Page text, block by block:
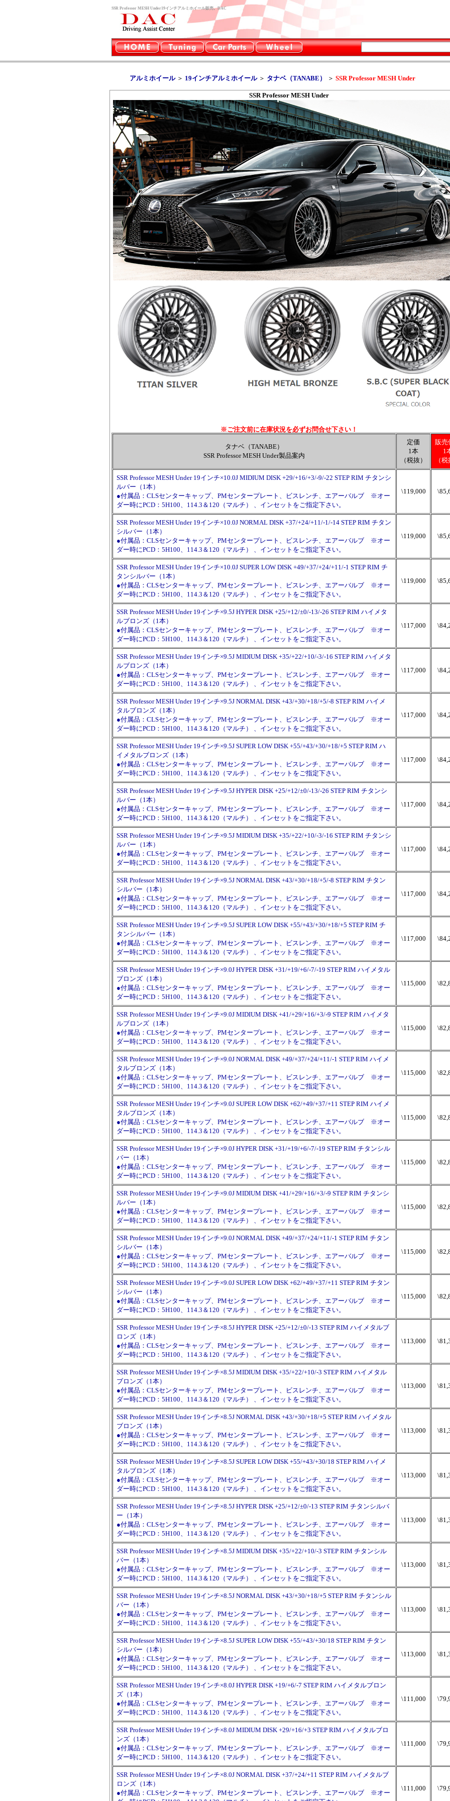
SSR Professor MESH Under19インチアルミホイール販売。DAC
アルミホイール＞ 19インチアルミホイール＞ タナベ（TANABE） ＞ SSR Professor MESH Under
SSR Professor MESH Under
※ご注文前に在庫状況を必ずお問合せ下さい！
タナベ（TANABE）
SSR Professor MESH Under製品案内
定価
1本
（税抜）
販売
1
（税
SSR Professor MESH Under 19インチ×10.0J MIDIUM DISK +29/+16/+3/-9/-22 STEP RIM チタンシ
ルバー（1本）
●付属品：CLSセンターキャップ、PMセンタープレート、ビスレンチ、エアーバルブ ※オー
ダー時にPCD：5H100、114.3＆120（マルチ） 、インセットをご指定下さい。
\119,000
SSR Professor MESH Under 19インチ×10.0J NORMAL DISK +37/+24/+11/-1/-14 STEP RIM チタン
シルバー（1本）
●付属品：CLSセンターキャップ、PMセンタープレート、ビスレンチ、エアーバルブ ※オー
ダー時にPCD：5H100、114.3＆120（マルチ） 、インセットをご指定下さい。
\119,000
SSR Professor MESH Under 19インチ×10.0J SUPER LOW DISK +49/+37/+24/+11/-1 STEP RIM チ
タンシルバー（1本）
●付属品：CLSセンターキャップ、PMセンタープレート、ビスレンチ、エアーバルブ ※オー
ダー時にPCD：5H100、114.3＆120（マルチ） 、インセットをご指定下さい。
\119,000
SSR Professor MESH Under 19インチ×9.5J HYPER DISK +25/+12/±0/-13/-26 STEP RIM ハイメタ
ルブロンズ（1本）
●付属品：CLSセンターキャップ、PMセンタープレート、ビスレンチ、エアーバルブ ※オー
ダー時にPCD：5H100、114.3＆120（マルチ） 、インセットをご指定下さい。
\117,000
SSR Professor MESH Under 19インチ×9.5J MIDIUM DISK +35/+22/+10/-3/-16 STEP RIM ハイメタ
ルブロンズ（1本）
●付属品：CLSセンターキャップ、PMセンタープレート、ビスレンチ、エアーバルブ ※オー
ダー時にPCD：5H100、114.3＆120（マルチ） 、インセットをご指定下さい。
\117,000
SSR Professor MESH Under 19インチ×9.5J NORMAL DISK +43/+30/+18/+5/-8 STEP RIM ハイメ
タルブロンズ（1本）
●付属品：CLSセンターキャップ、PMセンタープレート、ビスレンチ、エアーバルブ ※オー
ダー時にPCD：5H100、114.3＆120（マルチ） 、インセットをご指定下さい。
\117,000
SSR Professor MESH Under 19インチ×9.5J SUPER LOW DISK +55/+43/+30/+18/+5 STEP RIM ハ
イメタルブロンズ（1本）
●付属品：CLSセンターキャップ、PMセンタープレート、ビスレンチ、エアーバルブ ※オー
ダー時にPCD：5H100、114.3＆120（マルチ） 、インセットをご指定下さい。
\117,000
SSR Professor MESH Under 19インチ×9.5J HYPER DISK +25/+12/±0/-13/-26 STEP RIM チタンシ
ルバー（1本）
●付属品：CLSセンターキャップ、PMセンタープレート、ビスレンチ、エアーバルブ ※オー
ダー時にPCD：5H100、114.3＆120（マルチ） 、インセットをご指定下さい。
\117,000
SSR Professor MESH Under 19インチ×9.5J MIDIUM DISK +35/+22/+10/-3/-16 STEP RIM チタンシ
ルバー（1本）
●付属品：CLSセンターキャップ、PMセンタープレート、ビスレンチ、エアーバルブ ※オー
ダー時にPCD：5H100、114.3＆120（マルチ） 、インセットをご指定下さい。
\117,000
SSR Professor MESH Under 19インチ×9.5J NORMAL DISK +43/+30/+18/+5/-8 STEP RIM チタン
シルバー（1本）
●付属品：CLSセンターキャップ、PMセンタープレート、ビスレンチ、エアーバルブ ※オー
ダー時にPCD：5H100、114.3＆120（マルチ） 、インセットをご指定下さい。
\117,000
SSR Professor MESH Under 19インチ×9.5J SUPER LOW DISK +55/+43/+30/+18/+5 STEP RIM チ
タンシルバー（1本）
●付属品：CLSセンターキャップ、PMセンタープレート、ビスレンチ、エアーバルブ ※オー
ダー時にPCD：5H100、114.3＆120（マルチ） 、インセットをご指定下さい。
\117,000
SSR Professor MESH Under 19インチ×9.0J HYPER DISK +31/+19/+6/-7/-19 STEP RIM ハイメタル
ブロンズ（1本）
●付属品：CLSセンターキャップ、PMセンタープレート、ビスレンチ、エアーバルブ ※オー
ダー時にPCD：5H100、114.3＆120（マルチ） 、インセットをご指定下さい。
\115,000
SSR Professor MESH Under 19インチ×9.0J MIDIUM DISK +41/+29/+16/+3/-9 STEP RIM ハイメタ
ルブロンズ（1本）
●付属品：CLSセンターキャップ、PMセンタープレート、ビスレンチ、エアーバルブ ※オー
ダー時にPCD：5H100、114.3＆120（マルチ） 、インセットをご指定下さい。
\115,000
SSR Professor MESH Under 19インチ×9.0J NORMAL DISK +49/+37/+24/+11/-1 STEP RIM ハイメ
タルブロンズ（1本）
●付属品：CLSセンターキャップ、PMセンタープレート、ビスレンチ、エアーバルブ ※オー
ダー時にPCD：5H100、114.3＆120（マルチ） 、インセットをご指定下さい。
\115,000
SSR Professor MESH Under 19インチ×9.0J SUPER LOW DISK +62/+49/+37/+11 STEP RIM ハイメ
タルブロンズ（1本）
●付属品：CLSセンターキャップ、PMセンタープレート、ビスレンチ、エアーバルブ ※オー
ダー時にPCD：5H100、114.3＆120（マルチ） 、インセットをご指定下さい。
\115,000
SSR Professor MESH Under 19インチ×9.0J HYPER DISK +31/+19/+6/-7/-19 STEP RIM チタンシル
バー（1本）
●付属品：CLSセンターキャップ、PMセンタープレート、ビスレンチ、エアーバルブ ※オー
ダー時にPCD：5H100、114.3＆120（マルチ） 、インセットをご指定下さい。
\115,000
SSR Professor MESH Under 19インチ×9.0J MIDIUM DISK +41/+29/+16/+3/-9 STEP RIM チタンシ
ルバー（1本）
●付属品：CLSセンターキャップ、PMセンタープレート、ビスレンチ、エアーバルブ ※オー
ダー時にPCD：5H100、114.3＆120（マルチ） 、インセットをご指定下さい。
\115,000
SSR Professor MESH Under 19インチ×9.0J NORMAL DISK +49/+37/+24/+11/-1 STEP RIM チタン
シルバー（1本）
●付属品：CLSセンターキャップ、PMセンタープレート、ビスレンチ、エアーバルブ ※オー
ダー時にPCD：5H100、114.3＆120（マルチ） 、インセットをご指定下さい。
\115,000
SSR Professor MESH Under 19インチ×9.0J SUPER LOW DISK +62/+49/+37/+11 STEP RIM チタン
シルバー（1本）
●付属品：CLSセンターキャップ、PMセンタープレート、ビスレンチ、エアーバルブ ※オー
ダー時にPCD：5H100、114.3＆120（マルチ） 、インセットをご指定下さい。
\115,000
SSR Professor MESH Under 19インチ×8.5J HYPER DISK +25/+12/±0/-13 STEP RIM ハイメタルブ
ロンズ（1本）
●付属品：CLSセンターキャップ、PMセンタープレート、ビスレンチ、エアーバルブ ※オー
ダー時にPCD：5H100、114.3＆120（マルチ） 、インセットをご指定下さい。
\113,000
SSR Professor MESH Under 19インチ×8.5J MIDIUM DISK +35/+22/+10/-3 STEP RIM ハイメタル
ブロンズ（1本）
●付属品：CLSセンターキャップ、PMセンタープレート、ビスレンチ、エアーバルブ ※オー
ダー時にPCD：5H100、114.3＆120（マルチ） 、インセットをご指定下さい。
\113,000
SSR Professor MESH Under 19インチ×8.5J NORMAL DISK +43/+30/+18/+5 STEP RIM ハイメタル
ブロンズ（1本）
●付属品：CLSセンターキャップ、PMセンタープレート、ビスレンチ、エアーバルブ ※オー
ダー時にPCD：5H100、114.3＆120（マルチ） 、インセットをご指定下さい。
\113,000
SSR Professor MESH Under 19インチ×8.5J SUPER LOW DISK +55/+43/+30/18 STEP RIM ハイメ
タルブロンズ（1本）
●付属品：CLSセンターキャップ、PMセンタープレート、ビスレンチ、エアーバルブ ※オー
ダー時にPCD：5H100、114.3＆120（マルチ） 、インセットをご指定下さい。
\113,000
SSR Professor MESH Under 19インチ×8.5J HYPER DISK +25/+12/±0/-13 STEP RIM チタンシルバ
ー（1本）
●付属品：CLSセンターキャップ、PMセンタープレート、ビスレンチ、エアーバルブ ※オー
ダー時にPCD：5H100、114.3＆120（マルチ） 、インセットをご指定下さい。
\113,000
SSR Professor MESH Under 19インチ×8.5J MIDIUM DISK +35/+22/+10/-3 STEP RIM チタンシル
バー（1本）
●付属品：CLSセンターキャップ、PMセンタープレート、ビスレンチ、エアーバルブ ※オー
ダー時にPCD：5H100、114.3＆120（マルチ） 、インセットをご指定下さい。
\113,000
SSR Professor MESH Under 19インチ×8.5J NORMAL DISK +43/+30/+18/+5 STEP RIM チタンシル
バー（1本）
●付属品：CLSセンターキャップ、PMセンタープレート、ビスレンチ、エアーバルブ ※オー
ダー時にPCD：5H100、114.3＆120（マルチ） 、インセットをご指定下さい。
\113,000
SSR Professor MESH Under 19インチ×8.5J SUPER LOW DISK +55/+43/+30/18 STEP RIM チタン
シルバー（1本）
●付属品：CLSセンターキャップ、PMセンタープレート、ビスレンチ、エアーバルブ ※オー
ダー時にPCD：5H100、114.3＆120（マルチ） 、インセットをご指定下さい。
\113,000
SSR Professor MESH Under 19インチ×8.0J HYPER DISK +19/+6/-7 STEP RIM ハイメタルブロン
ズ（1本）
●付属品：CLSセンターキャップ、PMセンタープレート、ビスレンチ、エアーバルブ ※オー
ダー時にPCD：5H100、114.3＆120（マルチ） 、インセットをご指定下さい。
\111,000
SSR Professor MESH Under 19インチ×8.0J MIDIUM DISK +29/+16/+3 STEP RIM ハイメタルブロ
ンズ（1本）
●付属品：CLSセンターキャップ、PMセンタープレート、ビスレンチ、エアーバルブ ※オー
ダー時にPCD：5H100、114.3＆120（マルチ） 、インセットをご指定下さい。
\111,000
SSR Professor MESH Under 19インチ×8.0J NORMAL DISK +37/+24/+11 STEP RIM ハイメタルブ
ロンズ（1本）
●付属品：CLSセンターキャップ、PMセンタープレート、ビスレンチ、エアーバルブ ※オー
\111,000